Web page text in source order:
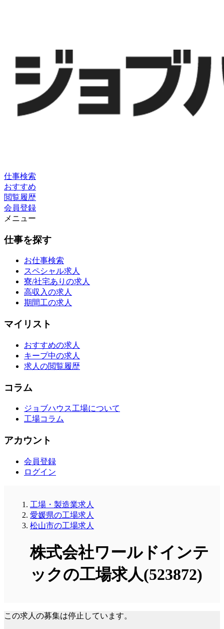
仕事検索
おすすめ
閲覧履歴
会員登録
メニュー
仕事を探す
お仕事検索
スペシャル求人
寮/社宅ありの求人
高収入の求人
期間工の求人
マイリスト
おすすめの求人
キープ中の求人
求人の閲覧履歴
コラム
ジョブハウス工場について
工場コラム
アカウント
会員登録
ログイン
工場・製造業求人
愛媛県の工場求人
松山市の工場求人
株式会社ワールドインテ
ックの工場求人(523872)
この求人の募集は停止しています。